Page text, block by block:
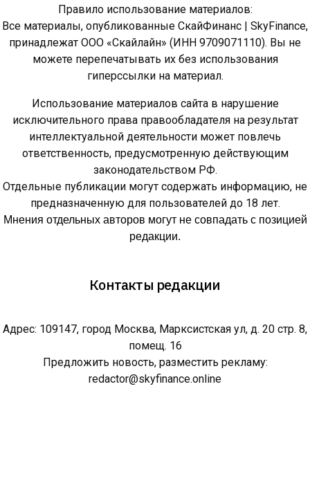
Правило использование материалов:
Все материалы, опубликованные СкайФинанс | SkyFinance,
принадлежат ООО «Скайлайн» (ИНН 9709071110). Вы не
можете перепечатывать их без использования
гиперссылки на материал.
Использование материалов сайта в нарушение
исключительного права правообладателя на результат
интеллектуальной деятельности может повлечь
ответственность, предусмотренную действующим
законодательством РФ.
Отдельные публикации могут содержать информацию, не
предназначенную для пользователей до 18 лет.
Мнения отдельных авторов могут не совпадать с позицией
редакции.
Контакты редакции
Адрес: 109147, город Москва, Марксистская ул, д. 20 стр. 8,
помещ. 16
Предложить новость, разместить рекламу:
redactor@skyfinance.online